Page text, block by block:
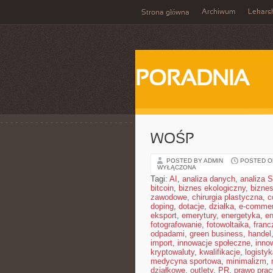
Strona główna Archiwum
PORADNIA
WOŚP
POSTED BY ADMIN POSTED
WYŁĄCZONA
Tagi: AI , analiza danych, analiza
bitcoin, biznes ekologiczny,
zawodowe, chirurgia plastyczna,
doping, dotacje, działka, e-
eksport, emerytury, energetyka,
fotografowanie, fotowoltaika,
odpadami, green business, handel ,
import, innowacje społeczne,
kryptowaluty, kwalifikacje,
medycyna sportowa, minimalizm,
działkowe, outlety, PR, prawo